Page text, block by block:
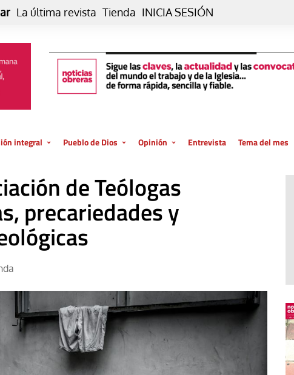
La última revista Tienda INICIA SESIÓN
integral
es posible
de la creación
Pueblo de Dios
La oración de cada día
Vaticano
El termómetro
In memoriam
Opinión
Blog De paso…
Blog Eutopía
Tribuna
Blog Sembrando sueños,
recogiendo humanidad
Blog Mensajes guardados
La columna
Entrevista Tema del mes
de Teólogas
precariedades y